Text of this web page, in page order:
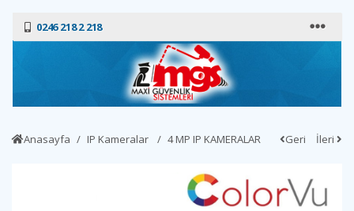
0246 218 2 218
Anasayfa IP Kameralar 4 MP IP KAMERALAR Geri İleri